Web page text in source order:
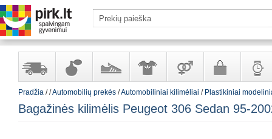
sandėlyje
ir
kosmetika
ir
aksesuarai
suaugusiems
ir
Pradžia //Automobilių prekės /Automobiliniai kilimėliai / Plastikiniai
Bagažinės kilimėlis Peugeot 306 Sedan 95-